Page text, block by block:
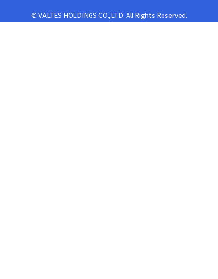
© VALTES HOLDINGS CO.,LTD. All Rights Reserved.